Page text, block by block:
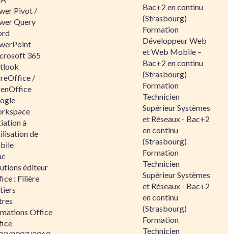
Pivot /
Query
365
/
à
de
éditeur
: Filière
Office
Bac+2 en continu
(Strasbourg)
Formation
Développeur Web
et Web Mobile –
Bac+2 en continu
(Strasbourg)
Formation
Technicien
Supérieur Systèmes
et Réseaux - Bac+2
en continu
(Strasbourg)
Formation
Technicien
Supérieur Systèmes
et Réseaux - Bac+2
en continu
(Strasbourg)
Formation
Technicien